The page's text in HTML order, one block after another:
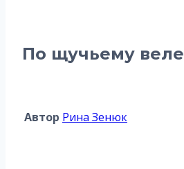
По щучьему
Автор Рина Зенюк